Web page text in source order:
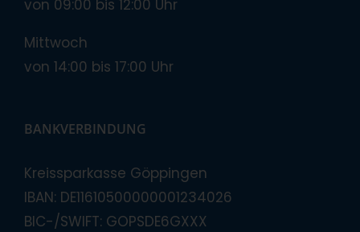
von 09:00 bis 12:00 Uhr
Mittwoch
von 14:00 bis 17:00 Uhr
BANKVERBINDUNG
Kreissparkasse Göppingen
IBAN: DE11610500000001234026
BIC-/SWIFT: GOPSDE6GXXX